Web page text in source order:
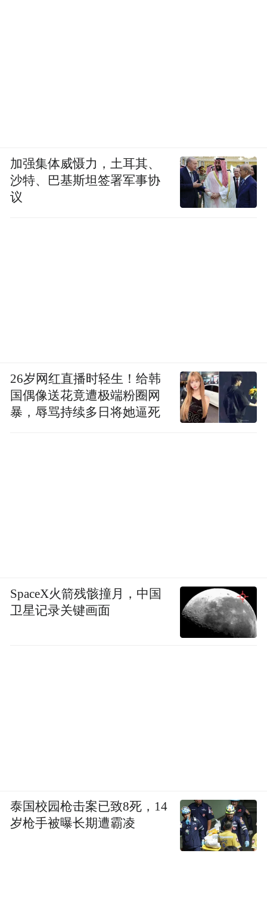
加强集体威慑力，土耳其、
沙特、巴基斯坦签署军事协
议
26岁网红直播时轻生！给韩
国偶像送花竟遭极端粉圈网
暴，辱骂持续多日将她逼死
SpaceX火箭残骸撞月，中国
卫星记录关键画面
泰国校园枪击案已致8死，14
岁枪手被曝长期遭霸凌